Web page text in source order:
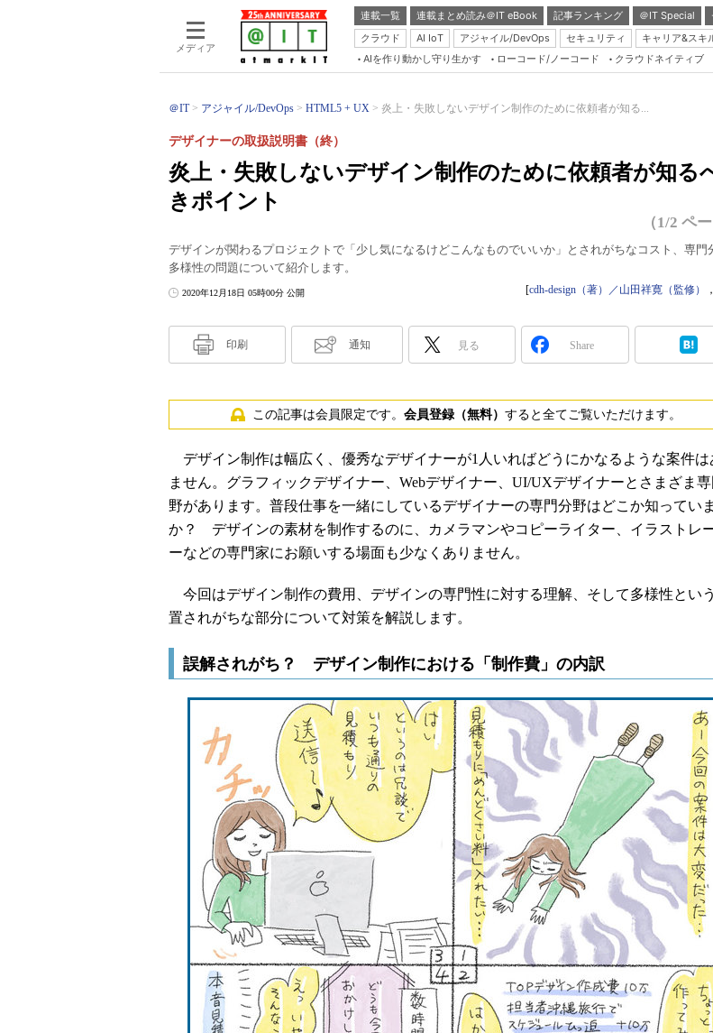
メディア
連載一覧 連載まとめ読み＠IT eBook 記事ランキング ＠IT Special
クラウド
AI IoT アジャイル/DevOps セキュリティ キャリア&スキ
AIを作り動かし守り生かす ローコード/ノーコード クラウドネイティブ
＠IT アジャイル/DevOps HTML5 + UX 炎上・失敗しないデザイン制作のために依頼者が知る...
炎上・失敗しないデザイン制作のために依頼者が知る
きポイント
デザイナーの取扱説明書（終）
（1/2 ペー
デザインが関わるプロジェクトで「少し気になるけどこんなものでいいか」とされがちなコスト、専門
多様性の問題について紹介します。
2020年12月18日 05時00分 公開 [cdh-design（著）／山田祥寛（監修） ，
印刷 通知 見る Share
この記事は会員限定です。 会員登録（無料） すると全てご覧いただけます。
デザイン制作は幅広く、優秀なデザイナーが1人いればどうにかなるような案件は
ません。グラフィックデザイナー、Webデザイナー、UI/UXデザイナーとさまざま
野があります。普段仕事を一緒にしているデザイナーの専門分野はどこか知ってい
か？ デザインの素材を制作するのに、カメラマンやコピーライター、イラストレ
ーなどの専門家にお願いする場面も少なくありません。
今回はデザイン制作の費用、デザインの専門性に対する理解、そして多様性とい
置されがちな部分について対策を解説します。
誤解されがち？ デザイン制作における「制作費」の内訳